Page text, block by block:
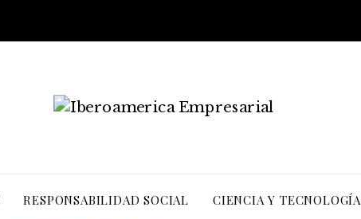
RESPONSABILIDAD SOCIAL CIENCIA Y TECNOLOGÍA